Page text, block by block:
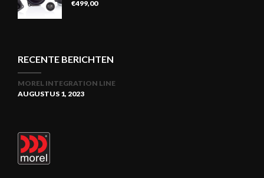
€499,00
RECENTE BERICHTEN
MOREL INTEGRATION LINE
AUGUSTUS 1, 2023